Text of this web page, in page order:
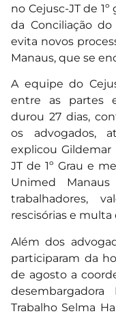
no Cejusc-JT de
da Conciliação do
evita novos
Manaus, que se
A equipe do
entre as partes
durou 27 dias,
os advogados,
explicou Gildemar
JT de 1º Grau e
Unimed
trabalhadores,
rescisórias e multa
Além dos
participaram da
de agosto a
Trabalho Selma